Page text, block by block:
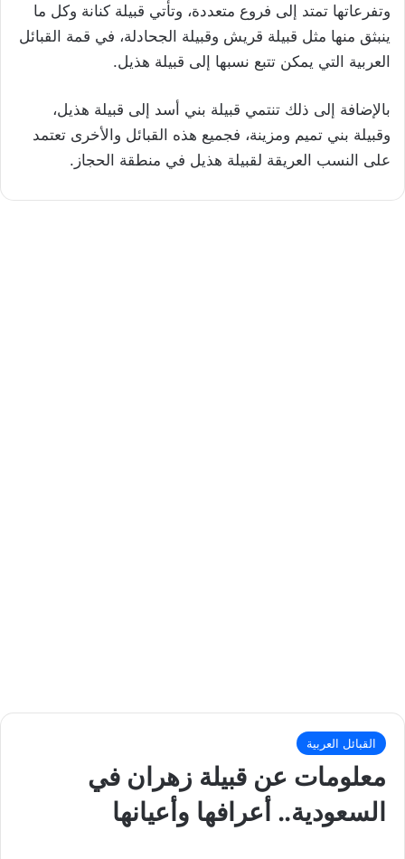
وتفرعاتها تمتد إلى فروع متعددة، وتأتي قبيلة كنانة وكل ما
ينبثق منها مثل قبيلة قريش وقبيلة الجحادلة، في قمة القبائل
العربية التي يمكن تتبع نسبها إلى قبيلة هذيل.
بالإضافة إلى ذلك تنتمي قبيلة بني أسد إلى قبيلة هذيل،
وقبيلة بني تميم ومزينة، فجميع هذه القبائل والأخرى تعتمد
على النسب العريقة لقبيلة هذيل في منطقة الحجاز.